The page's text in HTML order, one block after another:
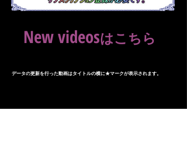
New videosはこちら
データの更新を行った動画はタイトルの横に★マークが表示されます。